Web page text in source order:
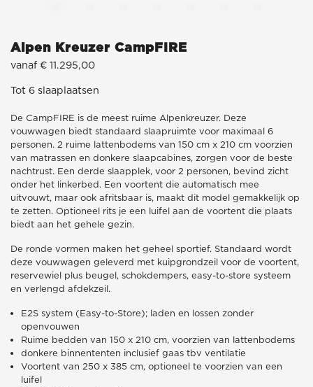
Alpen Kreuzer CampFIRE
vanaf € 11.295,00
Tot 6 slaaplaatsen
De CampFIRE is de meest ruime Alpenkreuzer. Deze
vouwwagen biedt standaard slaapruimte voor maximaal 6
personen. 2 ruime lattenbodems van 150 cm x 210 cm voorzien
van matrassen en donkere slaapcabines, zorgen voor de beste
nachtrust. Een derde slaapplek, voor 2 personen, bevind zicht
onder het linkerbed. Een voortent die automatisch mee
uitvouwt, maar ook afritsbaar is, maakt dit model gemakkelijk op
te zetten. Optioneel rits je een luifel aan de voortent die plaats
biedt aan het gehele gezin.
De ronde vormen maken het geheel sportief. Standaard wordt
deze vouwwagen geleverd met kuipgrondzeil voor de voortent,
reservewiel plus beugel, schokdempers, easy-to-store systeem
en verlengd afdekzeil.
E2S system (Easy-to-Store); laden en lossen zonder
openvouwen
Ruime bedden van 150 x 210 cm, voorzien van lattenbodems
donkere binnententen inclusief gaas tbv ventilatie
Voortent van 250 x 385 cm, optioneel te voorzien van een
luifel